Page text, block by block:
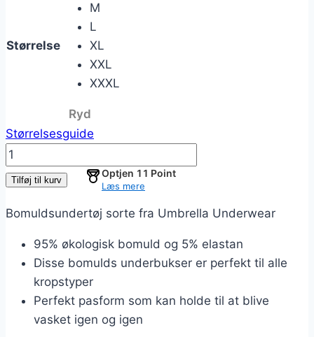
Størrelse
M
L
XL
XXL
XXXL
Ryd
Størrelsesguide
Underbukser
i
Økologisk
Bomuld
Sort
antal
Tilføj til kurv
Optjen 11 Point
Læs mere
Bomuldsundertøj sorte fra Umbrella Underwear
95% økologisk bomuld og 5% elastan
Disse bomulds underbukser er perfekt til alle
kropstyper
Perfekt pasform som kan holde til at blive
vasket igen og igen